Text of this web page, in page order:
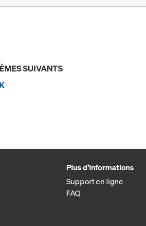
SUIVANTS
Plus d'informations
Support en ligne
FAQ